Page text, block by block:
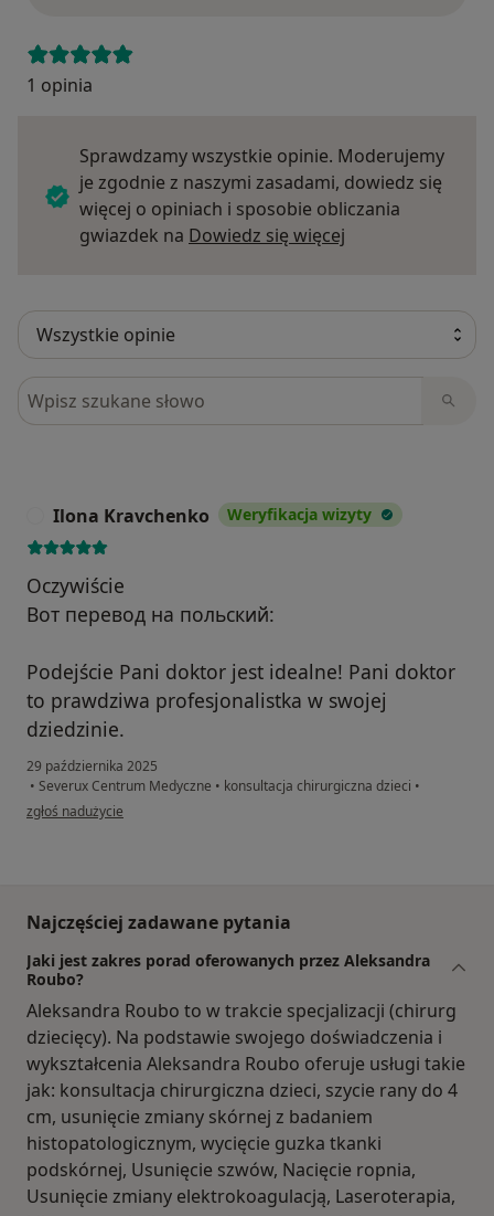
1 opinia
Sprawdzamy wszystkie opinie. Moderujemy
je zgodnie z naszymi zasadami, dowiedz się
więcej o opiniach i sposobie obliczania
gwiazdek na Dowiedz się więcej
Szukaj w opiniach
Ilona Kravchenko Weryfikacja wizyty
Oczywiście
Вот перевод на польский:
Podejście Pani doktor jest idealne! Pani doktor
to prawdziwa profesjonalistka w swojej
dziedzinie.
29 października 2025
• Severux Centrum Medyczne • konsultacja chirurgiczna dzieci •
w opinii użytkownika Ilona Kravchenko
zgłoś nadużycie
Najczęściej zadawane pytania
Jaki jest zakres porad oferowanych przez Aleksandra
Roubo?
Aleksandra Roubo to w trakcie specjalizacji (chirurg
dziecięcy). Na podstawie swojego doświadczenia i
wykształcenia Aleksandra Roubo oferuje usługi takie
jak: konsultacja chirurgiczna dzieci, szycie rany do 4
cm, usunięcie zmiany skórnej z badaniem
histopatologicznym, wycięcie guzka tkanki
podskórnej, Usunięcie szwów, Nacięcie ropnia,
Usunięcie zmiany elektrokoagulacją, Laseroterapia,